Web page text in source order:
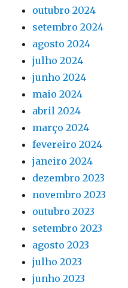
outubro 2024
setembro 2024
agosto 2024
julho 2024
junho 2024
maio 2024
abril 2024
março 2024
fevereiro 2024
janeiro 2024
dezembro 2023
novembro 2023
outubro 2023
setembro 2023
agosto 2023
julho 2023
junho 2023